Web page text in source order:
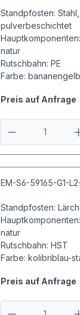
Standpfosten:
pulverbeschichtet
natur
Rutschbahn: PE
Farbe:
Preis auf Anfrage
EM-S6-59165-G1-
Standpfosten:
natur
Rutschbahn: HST
Farbe: kolibriblau-
Preis auf Anfrage